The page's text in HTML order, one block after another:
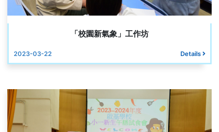
「校園新氣象」工作坊
2023-03-22 Details